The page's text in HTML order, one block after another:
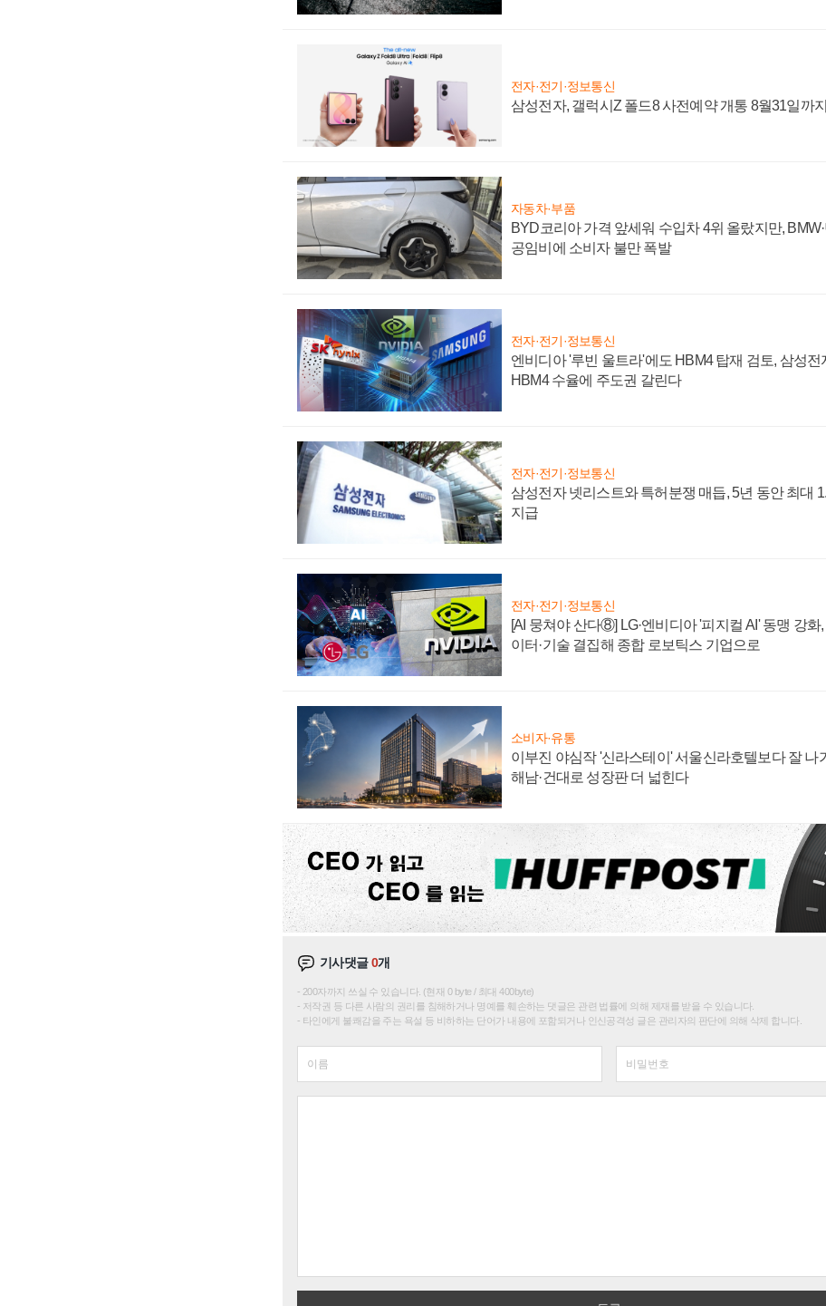
전자·전기·정보통신
삼성전자, 갤럭시Z 폴드8 사전예약 개통 8월31일까
자동차·부품
BYD코리아 가격 앞세워 수입차 4위 올랐지만,
공임비에 소비자 불만 폭발
전자·전기·정보통신
엔비디아 '루빈 울트라'에도 HBM4 탑재 검토, 삼성전
HBM4 수율에 주도권 갈린다
전자·전기·정보통신
삼성전자 넷리스트와 특허분쟁 매듭, 5년 동안 최대
지급
전자·전기·정보통신
[AI 뭉쳐야 산다⑧] LG·엔비디아 '피지컬 AI' 동맹 강화,
이터·기술 결집해 종합 로보틱스 기업으로
소비자·유통
이부진 야심작 '신라스테이' 서울신라호텔보다 잘 나
해남·건대로 성장판 더 넓힌다
기사댓글0개
200자까지 쓰실 수 있습니다. (현재 0 byte / 최대 400byte)
저작권 등 다른 사람의 권리를 침해하거나 명예를 훼손하는 댓글은 관련 법률에 의해 제재를 받을 수 있습니다.
타인에게 불쾌감을 주는 욕설 등 비하하는 단어가 내용에 포함되거나 인신공격성 글은 관리자의 판단에 의해 삭제 합니다.